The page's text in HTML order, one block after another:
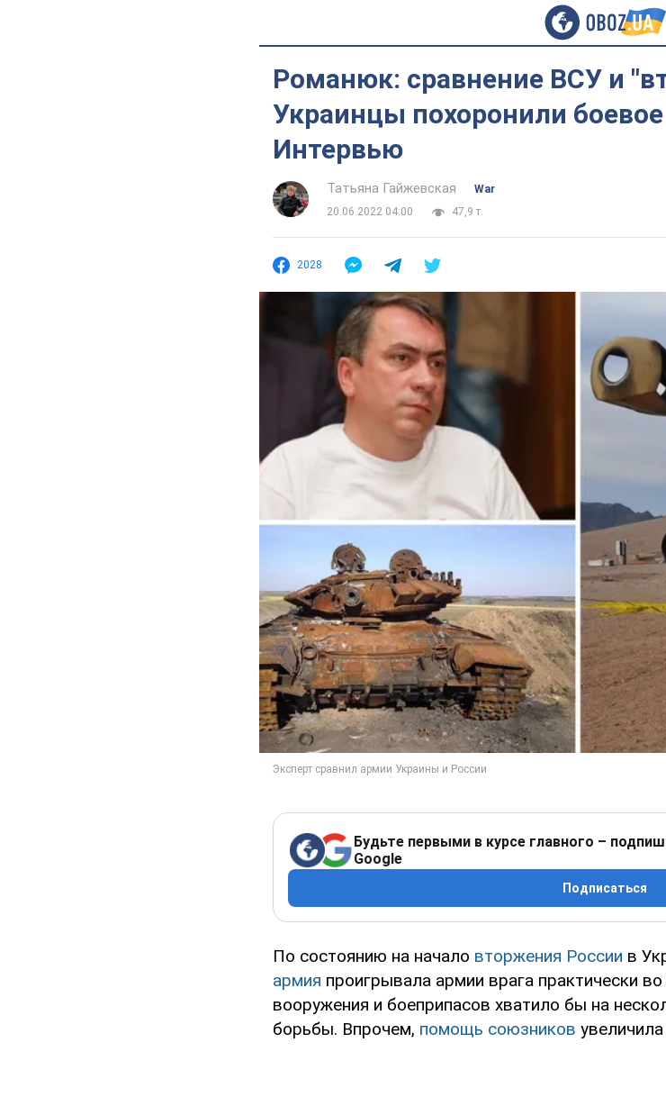
Романюк: сравнение ВСУ и
Украинцы похоронили
Интервью
Татьяна Гайжевская
War
20.06.2022 04:00
47,9 т.
2028
Будьте первыми в курсе главного –
Google
Подписаться
По состоянию на начало вторжения России в
армия проигрывала армии врага практически
вооружения и боеприпасов хватило бы на
борьбы. Впрочем, помощь союзников